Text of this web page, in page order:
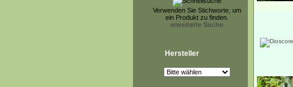
Verwenden Sie Stichworte, um
ein Produkt zu finden.
erweiterte Suche
Hersteller